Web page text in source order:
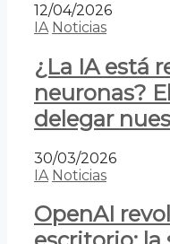
12/04/2026
IA Noticias
¿La IA está
neuronas?
delegar
30/03/2026
IA Noticias
OpenAI